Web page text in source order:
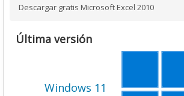
Descargar gratis Microsoft Excel 2010
Última versión
Windows 11